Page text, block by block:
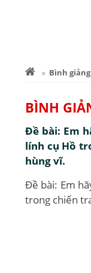
Bình giảng
BÌNH
Đề bài: Em
lính cụ Hồ
hùng vĩ.
Đề bài: Em
trong chiến